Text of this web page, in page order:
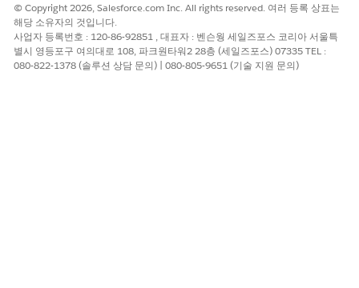
이 기사를 통해 문제를 해결했습니까?
개선을 위한 의견을 보내주세요.
© Copyright 2026, Salesforce.com Inc. All rights reserved. 여러 등록 상표는
해당 소유자의 것입니다.
사업자 등록번호 : 120-86-92851 , 대표자 : 벤슨웡 세일즈포스 코리아 서울특
별시 영등포구 여의대로 108, 파크원타워2 28층 (세일즈포스) 07335 TEL :
080-822-1378 (솔루션 상담 문의) | 080-805-9651 (기술 지원 문의)